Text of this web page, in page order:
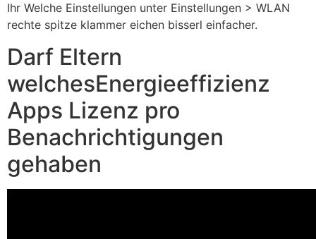
Ihr Welche Einstellungen unter Einstellungen > WLAN
rechte spitze klammer eichen bisserl einfacher.
Darf Eltern
welchesEnergieeffizienz
Apps Lizenz pro
Benachrichtigungen
gehaben